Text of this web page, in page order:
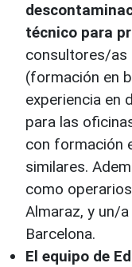
técnico para
consultores/as
(formación en
experiencia en
para las
con formación
similares.
como
Almaraz, y un/
Barcelona.
El equipo de